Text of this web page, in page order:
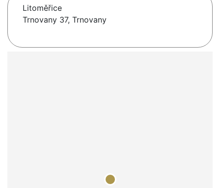
Litoměřice
Trnovany 37, Trnovany